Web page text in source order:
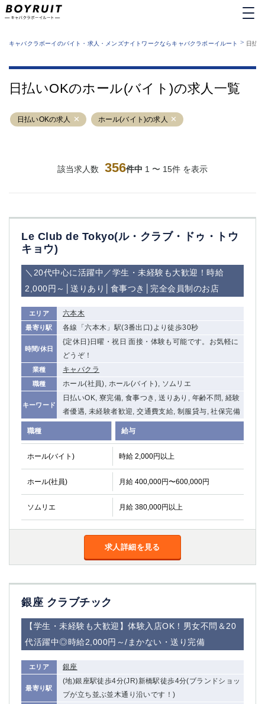
業種から探す
運営者情報
サイトマップ
キャバクラボーイのバイト・求人・メンズナイトワークならキャバクラボーイルート > 日払
日払いOKのホール(バイト)の求人一覧
日払いOKの求人 ホール(バイト)の求人
該当求人数 356件中 1 〜 15件 を表示
Le Club de Tokyo(ル・クラブ・ドゥ・トウ
キョウ)
＼20代中心に活躍中／学生・未経験も大歓迎！時給
2,000円～│送りあり│食事つき│完全会員制のお店
エリア 六本木
最寄り駅 各線「六本木」駅(3番出口)より徒歩30秒
時間/休日
{定休日}日曜・祝日 面接・体験も可能です。お気軽に
どうぞ！
業種 キャバクラ
職種 ホール(社員), ホール(バイト), ソムリエ
キーワード
日払いOK, 寮完備, 食事つき, 送りあり, 年齢不問, 経験
者優遇, 未経験者歓迎, 交通費支給, 制服貸与, 社保完備
職種 給与
ホール(バイト) 時給 2,000円以上
ホール(社員) 月給 400,000円〜600,000円
ソムリエ 月給 380,000円以上
求人詳細を見る
銀座 クラブチック
【学生・未経験も大歓迎】体験入店OK！男女不問＆20
代活躍中◎時給2,000円～/まかない・送り完備
エリア 銀座
最寄り駅
(地)銀座駅徒歩4分(JR)新橋駅徒歩4分(ブランドショッ
プが立ち並ぶ並木通り沿いです！)
六本木
池袋
吉祥寺
練馬
恵比寿
蒲田
北千住
①六本木 ②西麻布
赤坂
高円寺
赤羽
品川
蒲田東口
多摩センター
立川（南口）
浜松町
西葛西
葛西
ひばりヶ丘（北口）
吉祥寺（南口／公園口） 小作・羽村・福生エリア
自由が丘
吉祥寺（北口／東口）
錦糸町南口
下北沢・経堂
金町（北口）
成増駅徒歩3分の好立地！①JR埼京線「赤羽駅」から徒歩2分 ②東
三軒茶屋（南口）
①歌舞伎町 ②新宿 ③新宿三丁目 ④西
①歌舞伎町 ②新宿 ③西部新宿 ③東新宿
蒲田(西口)
清瀬（南口）
①東武練馬 ②成増・板橋 ③大山 ②池袋
池袋東口
大井町
下赤塚
竹ノ塚
三鷹
新小岩
祖師ヶ谷大蔵
小岩
湯島
久米川
市川
西麻布
五井
神奈川県